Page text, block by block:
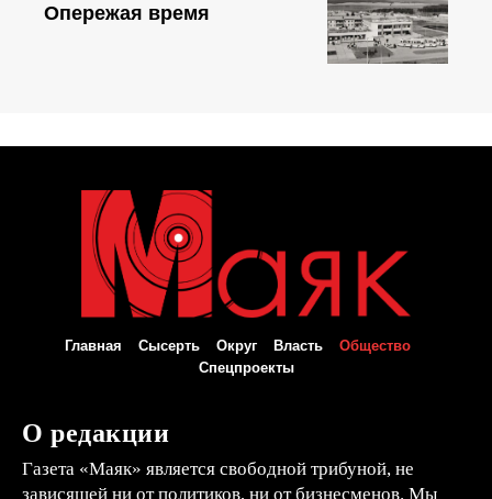
Опережая время
Главная Сысерть Округ Власть
Общество
Спецпроекты
О редакции
Газета «Маяк» является свободной трибуной, не
зависящей ни от политиков, ни от бизнесменов. Мы